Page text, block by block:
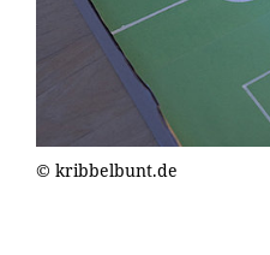
© kribbelbunt.de